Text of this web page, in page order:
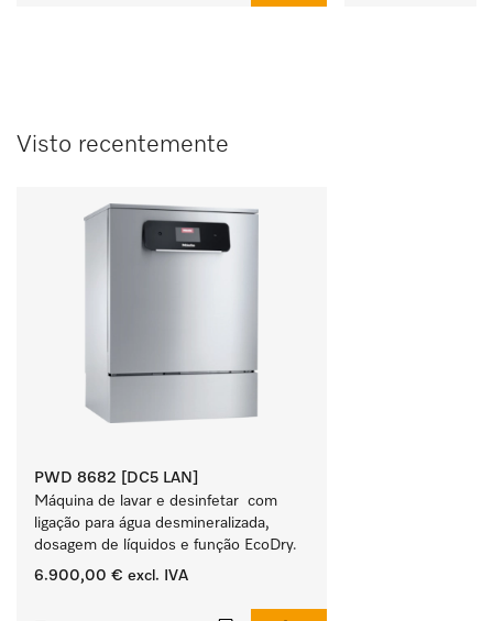
Visto recentemente
PWD 8682 [DC5 LAN]
Máquina de lavar e desinfetar  com
ligação para água desmineralizada,
dosagem de líquidos e função EcoDry.
6.900,00 € excl. IVA